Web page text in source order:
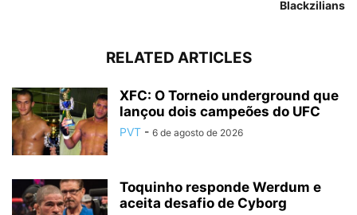
Blackzilians
RELATED ARTICLES
XFC: O Torneio underground que
lançou dois campeões do UFC
PVT - 6 de agosto de 2026
Toquinho responde Werdum e
aceita desafio de Cyborg